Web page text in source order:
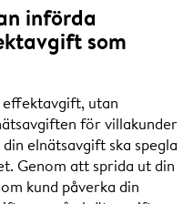
införda
som
utan
för villakunder
elnätsavgift ska spegla
Genom att sprida ut din
kund påverka din